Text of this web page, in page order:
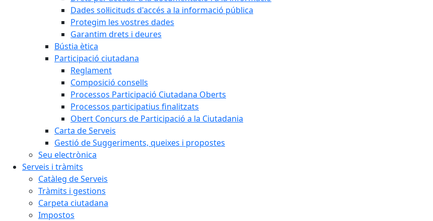
Dades sol·licituds d'accés a la informació pública
Protegim les vostres dades
Garantim drets i deures
Bústia ètica
Participació ciutadana
Reglament
Composició consells
Processos Participació Ciutadana Oberts
Processos participatius finalitzats
Obert Concurs de Participació a la Ciutadania
Carta de Serveis
Gestió de Suggeriments, queixes i propostes
Seu electrònica
Serveis i tràmits
Catàleg de Serveis
Tràmits i gestions
Carpeta ciutadana
Impostos